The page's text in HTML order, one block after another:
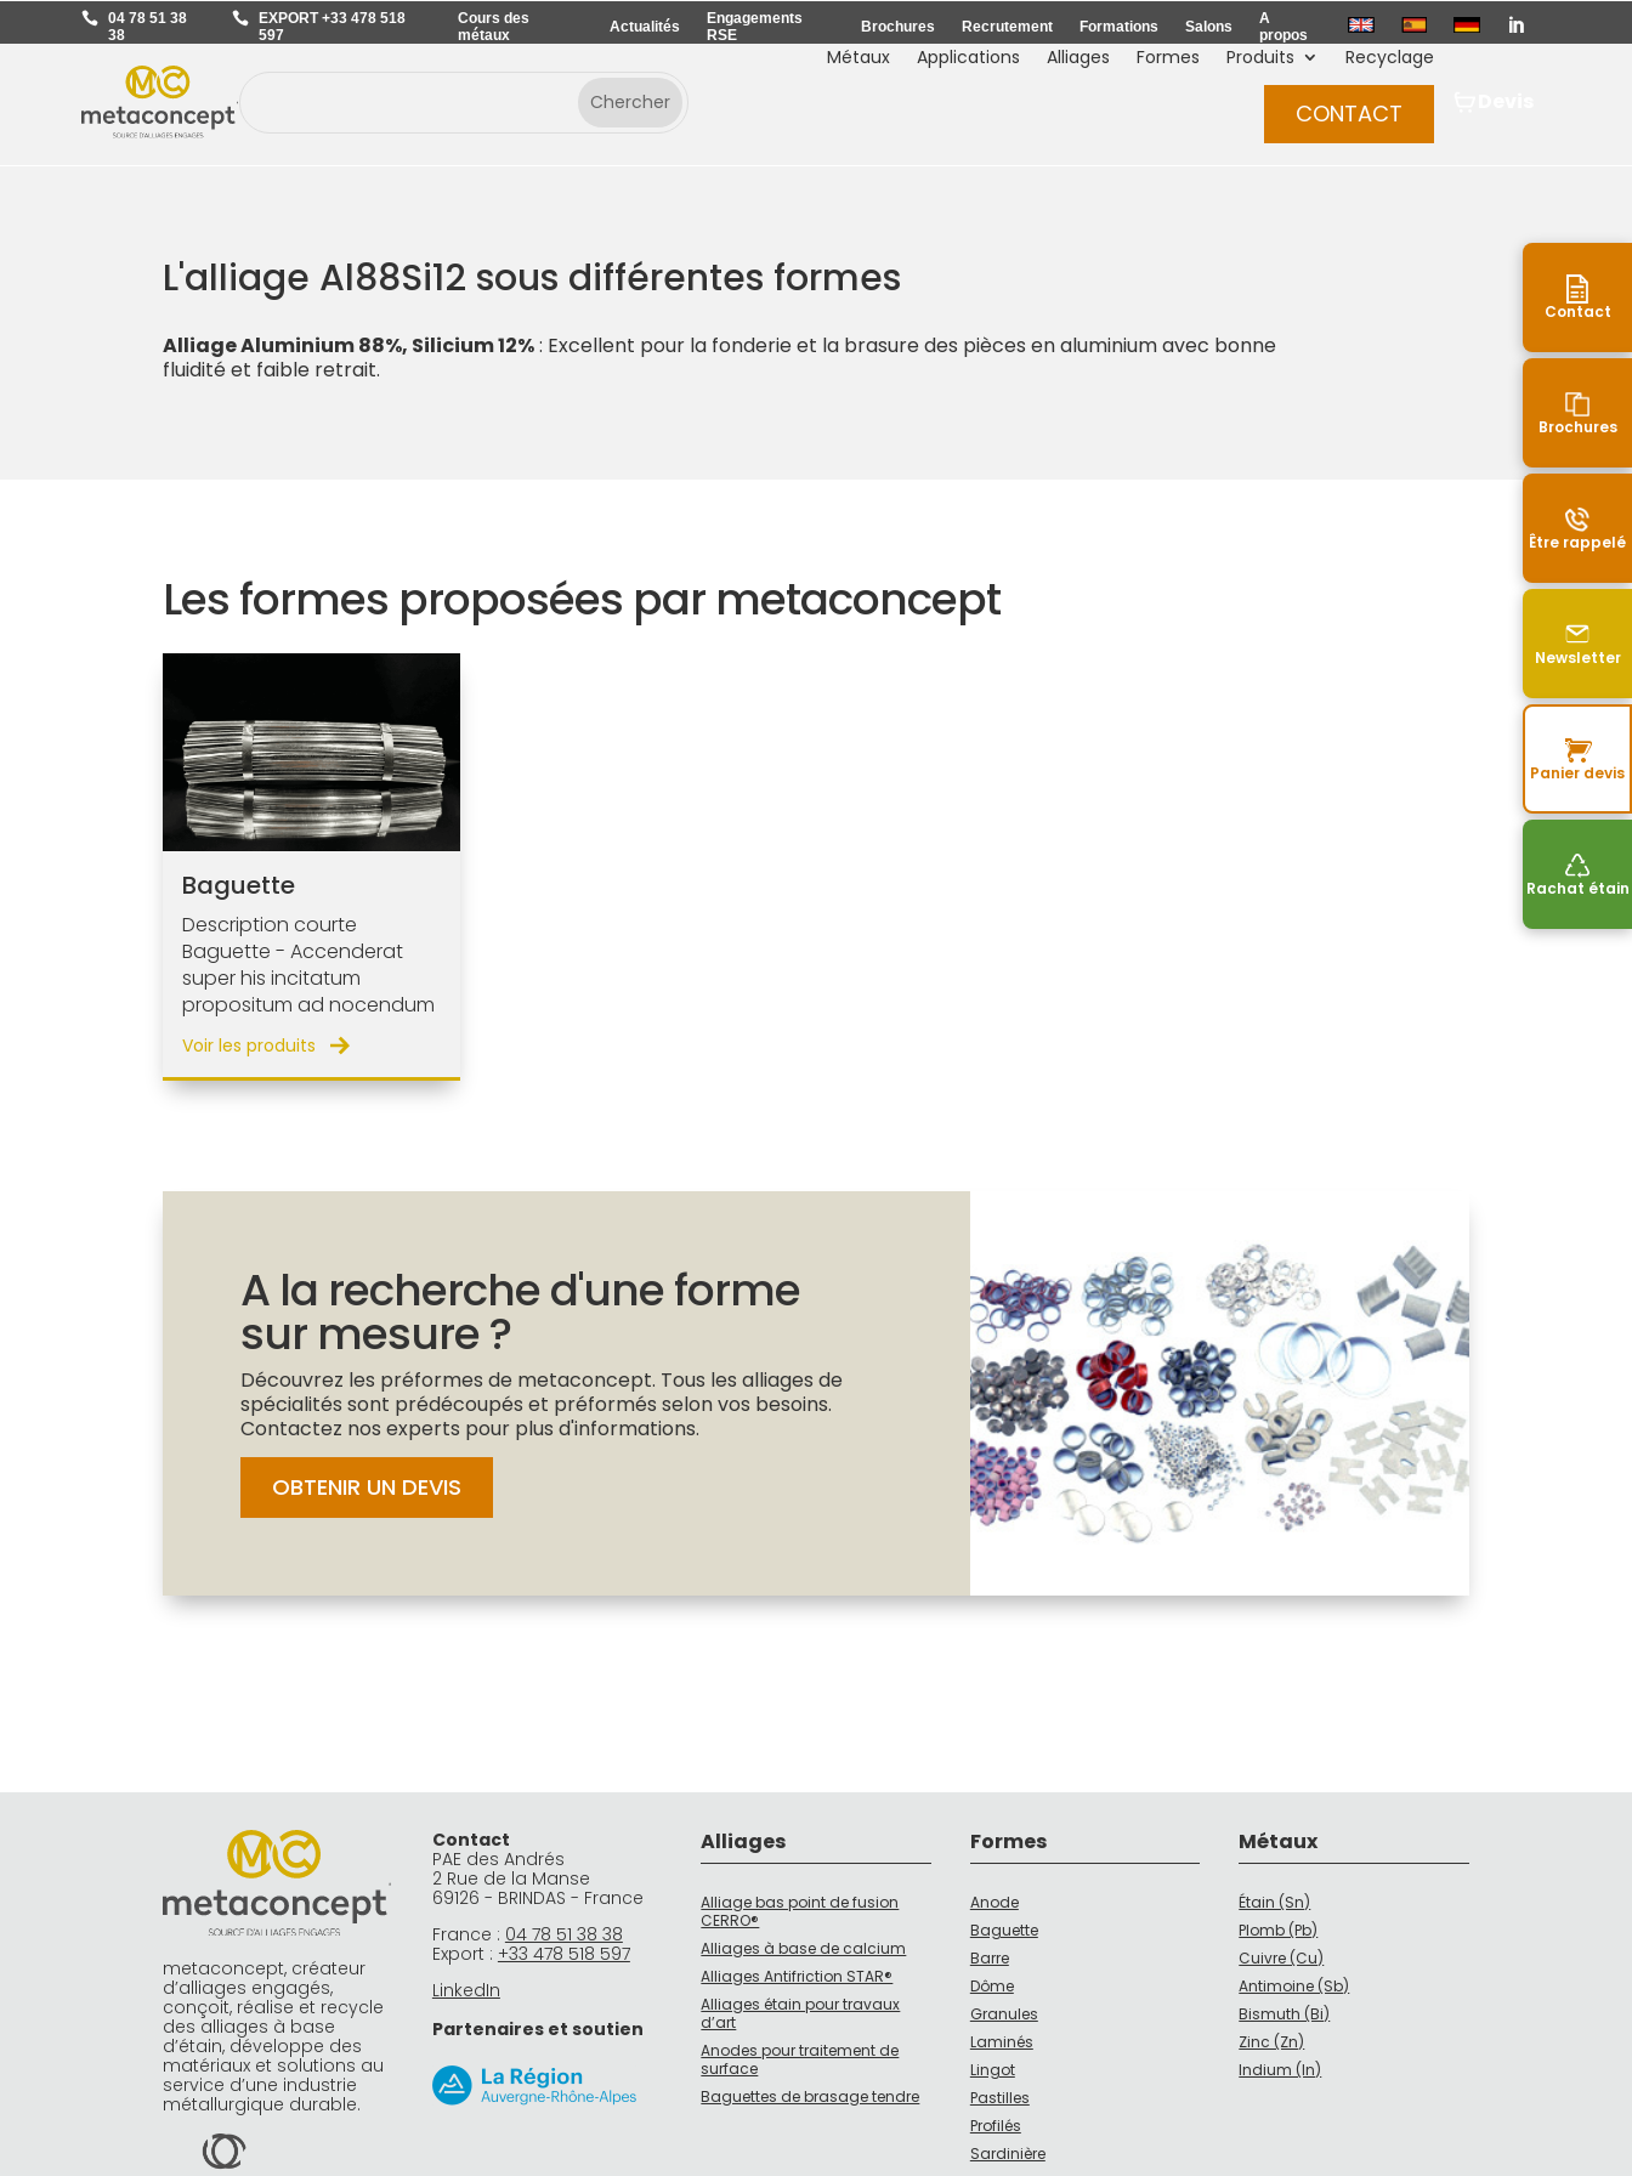
04 78 51 38
38
EXPORT +33 478 518
597
Cours des
métaux
Actualités
Engagements
RSE
Brochures Recrutement Formations Salons
A
propos

Métaux Applications Alliages Formes Produits Recyclage
CONTACT
L'alliage Al88Si12 sous différentes formes
Alliage Aluminium 88%, Silicium 12%: Excellent pour la fonderie et la brasure des pièces en aluminium avec bonne
fluidité et faible retrait.
Les formes proposées par metaconcept
Baguette
Description courte
Baguette - Accenderat
super his incitatum
propositum ad nocendum
Voir les produits
A la recherche d'une forme
sur mesure ?
Découvrez les préformes de metaconcept. Tous les alliages de
spécialités sont prédécoupés et préformés selon vos besoins.
Contactez nos experts pour plus d'informations.
OBTENIR UN DEVIS
metaconcept, créateur
d’alliages engagés,
conçoit, réalise et recycle
des alliages à base
d’étain, développe des
matériaux et solutions au
service d’une industrie
métallurgique durable.
Contact
PAE des Andrés
2 Rue de la Manse
69126 - BRINDAS - France
France : 04 78 51 38 38
Export : +33 478 518 597
LinkedIn
Partenaires et soutien
Alliages
Alliage bas point de fusion
CERRO®
Alliages à base de calcium
Alliages Antifriction STAR®
Alliages étain pour travaux
d’art
Anodes pour traitement de
surface
Baguettes de brasage tendre
Formes
Anode
Baguette
Barre
Dôme
Granules
Laminés
Lingot
Pastilles
Profilés
Sardinière
Métaux
Étain (Sn)
Plomb (Pb)
Cuivre (Cu)
Antimoine (Sb)
Bismuth (Bi)
Zinc (Zn)
Indium (In)
Contact
Brochures
Être rappelé
Newsletter
Panier devis
Rachat étain